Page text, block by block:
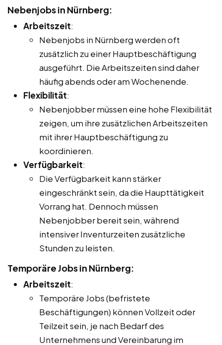
Nebenjobs in Nürnberg:
Arbeitszeit:
Nebenjobs in Nürnberg werden oft
zusätzlich zu einer Hauptbeschäftigung
ausgeführt. Die Arbeitszeiten sind daher
häufig abends oder am Wochenende.
Flexibilität:
Nebenjobber müssen eine hohe Flexibilität
zeigen, um ihre zusätzlichen Arbeitszeiten
mit ihrer Hauptbeschäftigung zu
koordinieren.
Verfügbarkeit:
Die Verfügbarkeit kann stärker
eingeschränkt sein, da die Haupttätigkeit
Vorrang hat. Dennoch müssen
Nebenjobber bereit sein, während
intensiver Inventurzeiten zusätzliche
Stunden zu leisten.
Temporäre Jobs in Nürnberg:
Arbeitszeit:
Temporäre Jobs (befristete
Beschäftigungen) können Vollzeit oder
Teilzeit sein, je nach Bedarf des
Unternehmens und Vereinbarung im